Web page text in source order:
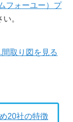
フォーユー）プ
。
間取り図を見る
20社の特徴